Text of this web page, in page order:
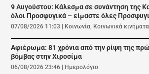
9 Αυγούστου: Κάλεσμα σε συνάντηση της
όλοι Προσφυγικά – είμαστε όλες
07/08/2026 11:03 Κοινωνία, Κοινωνικά κινήματα
Αφιέρωμα: 81 χρόνια από την ρίψη της
βόμβας στην Χιροσίμα
06/08/2026 23:46 Ημερολόγιο